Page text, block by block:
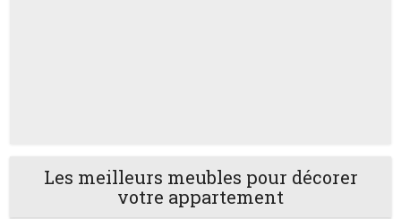
Les meilleurs meubles pour décorer
votre appartement